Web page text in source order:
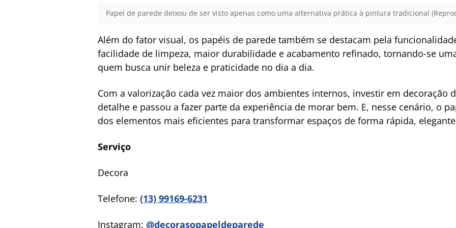
Papel de parede deixou de ser visto apenas como uma alternativa prática à pintura tradicional
Além do fator visual, os papéis de parede também se destacam pela
facilidade de limpeza, maior durabilidade e acabamento refinado, tornando-se
quem busca unir beleza e praticidade no dia a dia.
Com a valorização cada vez maior dos ambientes internos, investir em decoração
detalhe e passou a fazer parte da experiência de morar bem. E, nesse cenário, o
dos elementos mais eficientes para transformar espaços de forma rápida,
Serviço
Decora
Telefone: (13) 99169-6231
Instagram: @decorasopapeldeparede